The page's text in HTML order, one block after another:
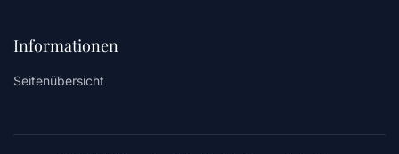
Informationen
Seitenübersicht